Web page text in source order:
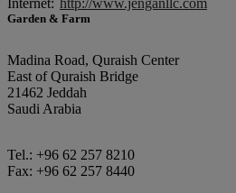
Internet: http://www.jenganllc.com
Garden & Farm
Madina Road, Quraish Center
East of Quraish Bridge
21462 Jeddah
Saudi Arabia
Tel.: +96 62 257 8210
Fax: +96 62 257 8440